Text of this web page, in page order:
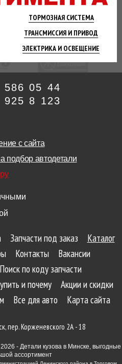
ТОРМОЗНАЯСИСТЕМА
ТРАНСМИССИЯ И ПРИВОД
ЭЛЕКТРИКА И ОСВЕЩЕНИЕ
586 05 44
925 8 123
с сайта
подбор автодетали
Запчасти под заказ
Каталог
Контакты
Вакансии
Поиск по коду запчасти
и почему
Акции и скидки
Все для авто Карта сайта
пер. Корженевского 2А - 18
- Детали кузова в Минске, выгодные
ассортимент